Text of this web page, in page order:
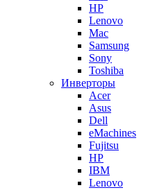
HP
Lenovo
Mac
Samsung
Sony
Toshiba
Инверторы
Acer
Asus
Dell
eMachines
Fujitsu
HP
IBM
Lenovo